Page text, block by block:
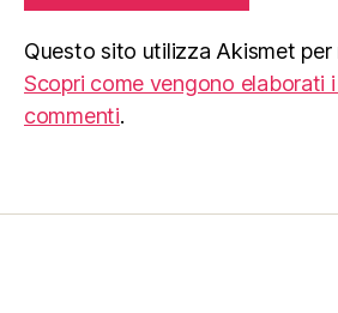
Questo sito utilizza Akismet per
Scopri come vengono elaborati
commenti.